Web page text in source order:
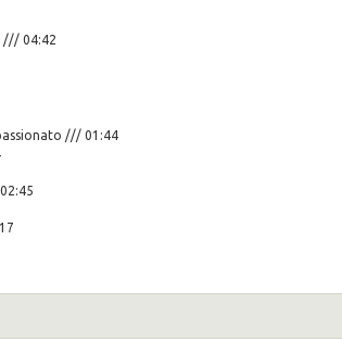
/// 04:42
/// 01:44